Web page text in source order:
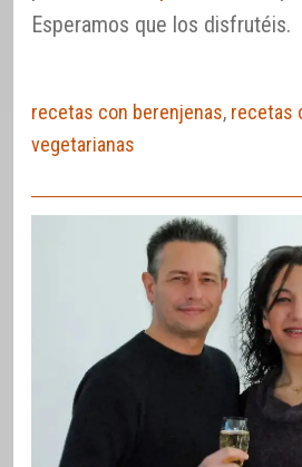
Esperamos que los disfrutéis.
recetas con berenjenas, recetas
vegetarianas